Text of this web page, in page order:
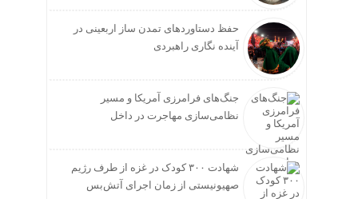
حفظ دستاوردهای تمدن ساز اربعینی در
آینده نگاری راهبردی
جنگ‌های فرامرزی آمریکا و مسیر
نظامی‌سازی مهاجرت در داخل
شهادت ۳۰۰ کودک در غزه از طرف رژیم
صهیونیستی از زمان اجرای آتش‌بس